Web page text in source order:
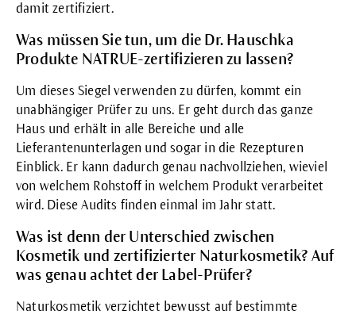
damit zertifiziert.
Was müssen Sie tun, um die Dr. Hauschka
Produkte NATRUE-zertifizieren zu lassen?
Um dieses Siegel verwenden zu dürfen, kommt ein
unabhängiger Prüfer zu uns. Er geht durch das ganze
Haus und erhält in alle Bereiche und alle
Lieferantenunterlagen und sogar in die Rezepturen
Einblick. Er kann dadurch genau nachvollziehen, wieviel
von welchem Rohstoff in welchem Produkt verarbeitet
wird. Diese Audits finden einmal im Jahr statt.
Was ist denn der Unterschied zwischen
Kosmetik und zertifizierter Naturkosmetik? Auf
was genau achtet der Label-Prüfer?
Naturkosmetik verzichtet bewusst auf bestimmte